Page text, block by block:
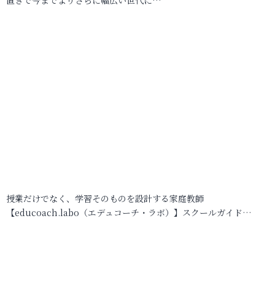
授業だけでなく、学習そのものを設計する家庭教師
【educoach.labo（エデュコーチ・ラボ）】スクールガイド…